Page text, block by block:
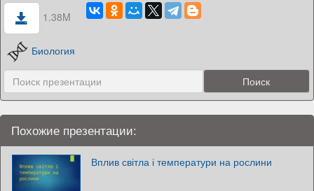
1.38M
Биология
Похожие презентации:
Вплив світла і температури на рослини